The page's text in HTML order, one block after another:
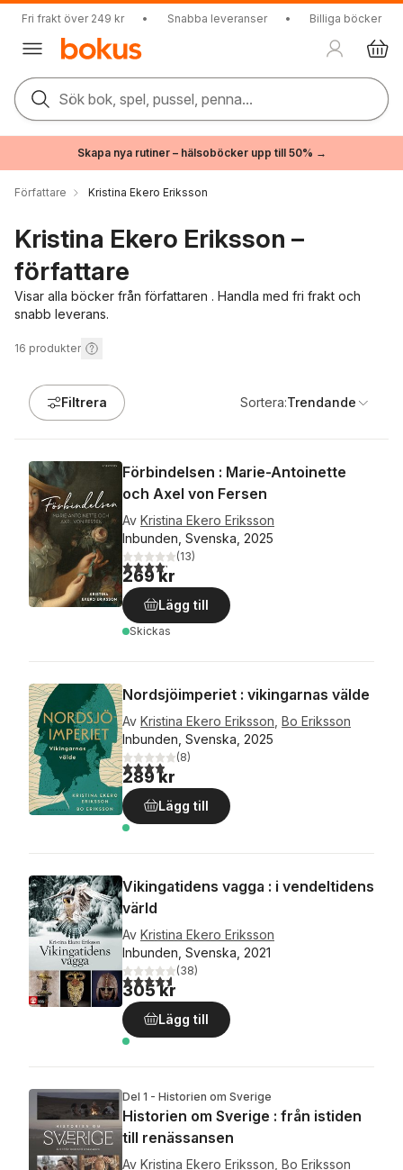
Fri frakt över 249 kr • Snabba leveranser • Billiga böcker
Sök bok, spel, pussel, penna...
Skapa nya rutiner – hälsoböcker upp till 50% →
Författare Kristina Ekero Eriksson
Kristina Ekero Eriksson –
författare
Visar alla böcker från författaren . Handla med fri frakt och
snabb leverans.
16 produkter
Filtrera Sortera:Trendande
Förbindelsen : Marie-Antoinette
och Axel von Fersen
Av Kristina Ekero Eriksson
Inbunden, Svenska, 2025
4,2utav 5 stjärnor. Totalt antal röster:
(13)
269 kr
Lägg till
Skickas
Nordsjöimperiet : vikingarnas välde
Av Kristina Ekero Eriksson Bo Eriksson
Inbunden, Svenska, 2025
3,9utav 5 stjärnor. Totalt antal röster:
(8)
289 kr
Lägg till
Vikingatidens vagga : i vendeltidens
värld
Av Kristina Ekero Eriksson
Inbunden, Svenska, 2021
4,6utav 5 stjärnor. Totalt antal röster:
(38)
305 kr
Lägg till
Del 1 - Historien om Sverige
Historien om Sverige : från istiden
till renässansen
Av Kristina Ekero Eriksson Bo Eriksson